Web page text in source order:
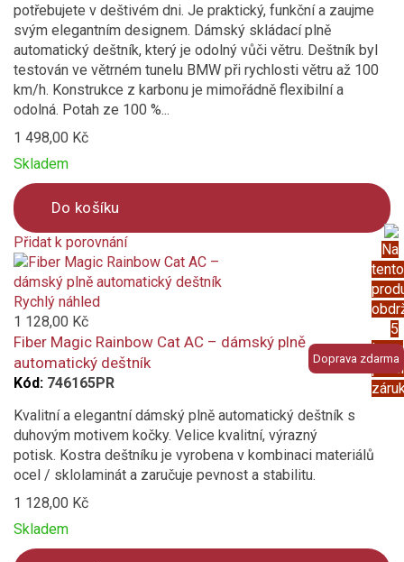
Na
tento
5
letou
potřebujete v deštivém dni. Je praktický, funkční a zaujme
svým elegantním designem. Dámský skládací plně
automatický deštník, který je odolný vůči větru. Deštník byl
testován ve větrném tunelu BMW při rychlosti větru až 100
km/h. Konstrukce z karbonu je mimořádně flexibilní a
odolná. Potah ze 100 %...
1 498,00 Kč
Skladem
Do košíku
Přidat k porovnání
Product
is
added
to
compare
Doprava zdarma
Rychlý náhled
1 128,00 Kč
Fiber Magic Rainbow Cat AC – dámský plně
automatický deštník
Kód: 746165PR
Kvalitní a elegantní dámský plně automatický deštník s
duhovým motivem kočky. Velice kvalitní, výrazný
potisk. Kostra deštníku je vyrobena v kombinaci materiálů
ocel / sklolaminát a zaručuje pevnost a stabilitu.
1 128,00 Kč
Skladem